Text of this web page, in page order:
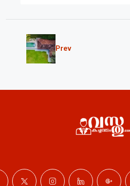
Prev